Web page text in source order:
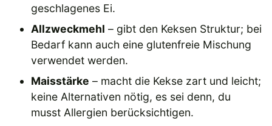
geschlagenes Ei.
Allzweckmehl – gibt den Keksen Struktur; bei
Bedarf kann auch eine glutenfreie Mischung
verwendet werden.
Maisstärke – macht die Kekse zart und leicht;
keine Alternativen nötig, es sei denn, du
musst Allergien berücksichtigen.